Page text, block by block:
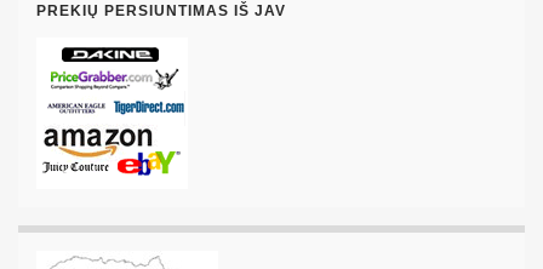
PREKIŲ PERSIUNTIMAS IŠ JAV